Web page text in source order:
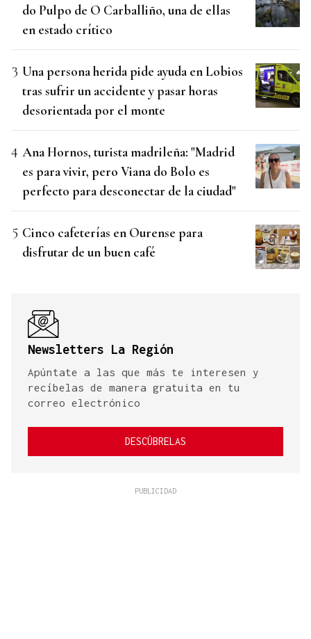
do Pulpo de O Carballiño, una de ellas
en estado crítico
Una persona herida pide ayuda en Lobios
tras sufrir un accidente y pasar horas
desorientada por el monte
Ana Hornos, turista madrileña: "Madrid
es para vivir, pero Viana do Bolo es
perfecto para desconectar de la ciudad"
Cinco cafeterías en Ourense para
disfrutar de un buen café
Newsletters La Región
Apúntate a las que más te interesen y
recíbelas de manera gratuita en tu
correo electrónico
DESCÚBRELAS